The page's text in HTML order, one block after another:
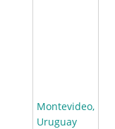
Montevideo,
Uruguay